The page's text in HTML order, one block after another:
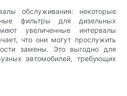
обслуживания: некоторые
фильтры для дизельных
увеличенные интервалы
что они могут прослужить
замены. Это выгодно для
автомобилей, требующих